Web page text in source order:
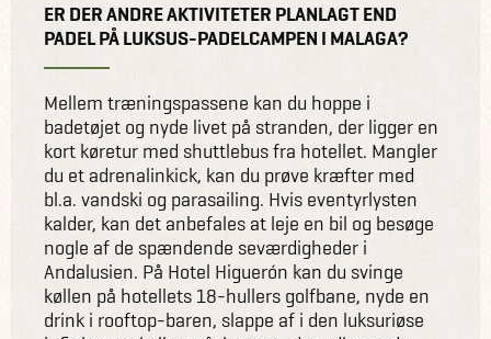
ER DER ANDRE AKTIVITETER PLANLAGT END
PADEL PÅ LUKSUS-PADELCAMPEN I MALAGA?
Mellem træningspassene kan du hoppe i
badetøjet og nyde livet på stranden, der ligger en
kort køretur med shuttlebus fra hotellet. Mangler
du et adrenalinkick, kan du prøve kræfter med
bl.a. vandski og parasailing. Hvis eventyrlysten
kalder, kan det anbefales at leje en bil og besøge
nogle af de spændende seværdigheder i
Andalusien. På Hotel Higuerón kan du svinge
køllen på hotellets 18-hullers golfbane, nyde en
drink i rooftop-baren, slappe af i den luksuriøse